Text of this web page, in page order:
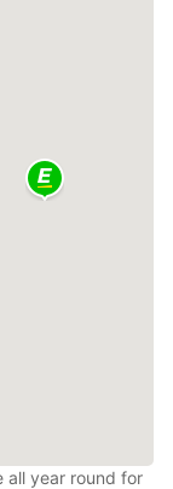
all year round for